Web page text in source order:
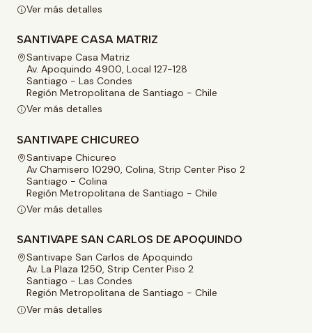
Ver más detalles
SANTIVAPE CASA MATRIZ
Santivape Casa Matriz
Av. Apoquindo 4900, Local 127-128
Santiago - Las Condes
Región Metropolitana de Santiago - Chile
Ver más detalles
SANTIVAPE CHICUREO
Santivape Chicureo
Av Chamisero 10290, Colina, Strip Center Piso 2
Santiago - Colina
Región Metropolitana de Santiago - Chile
Ver más detalles
SANTIVAPE SAN CARLOS DE APOQUINDO
Santivape San Carlos de Apoquindo
Av. La Plaza 1250, Strip Center Piso 2
Santiago - Las Condes
Región Metropolitana de Santiago - Chile
Ver más detalles